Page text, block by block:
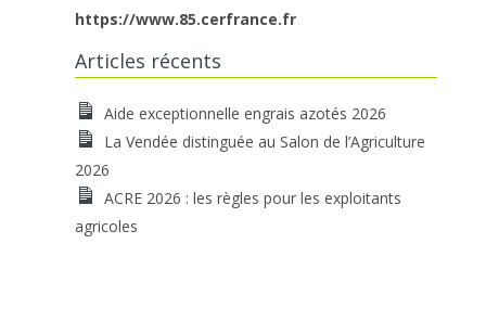
https://www.85.cerfrance.fr
Articles récents
Aide exceptionnelle engrais azotés 2026
La Vendée distinguée au Salon de l’Agriculture
2026
ACRE 2026 : les règles pour les exploitants
agricoles